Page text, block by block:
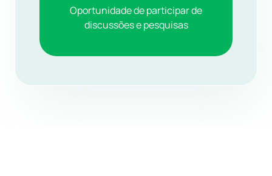
Oportunidade de participar de
discussões e pesquisas